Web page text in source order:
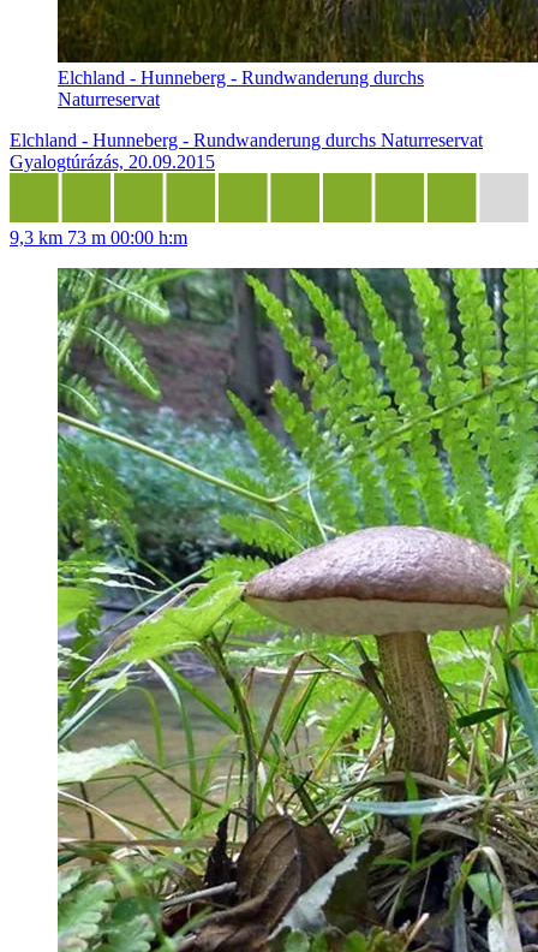
Elchland - Hunneberg - Rundwanderung durchs
Naturreservat
Elchland - Hunneberg - Rundwanderung durchs Naturreservat
Gyalogtúrázás, 20.09.2015
9,3 km 73 m 00:00 h:m